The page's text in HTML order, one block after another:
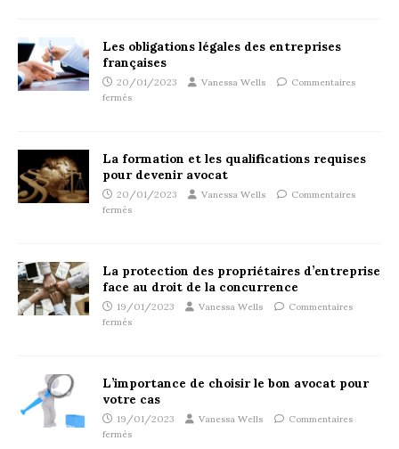
Les obligations légales des entreprises
françaises
20/01/2023 Vanessa Wells Commentaires
fermés
La formation et les qualifications requises
pour devenir avocat
20/01/2023 Vanessa Wells Commentaires
fermés
La protection des propriétaires d’entreprise
face au droit de la concurrence
19/01/2023 Vanessa Wells Commentaires
fermés
L’importance de choisir le bon avocat pour
votre cas
19/01/2023 Vanessa Wells Commentaires
fermés